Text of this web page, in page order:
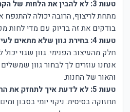
טעות 3: לא להבין את הלחות של הקרקע.
מתחת לריצוף, הרובה יכולה להתנפח
בודקים את זה בדיוק עם מדי לחות
טעות 4: בחירת גוון שלא מתאים לעיצוב החנות.
חלק מהעיצוב הפנימי. גוון שגוי
אנחנו עוזרים לך לבחור גוון
והאור של החנות.
טעות 5: לא לדעת איך לתחזק את הרובה.
תחזוקה בסיסית: ניקוי יומי בסבון